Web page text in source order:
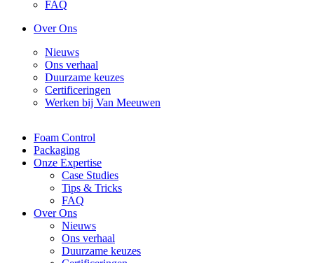
FAQ
Over Ons
Nieuws
Ons verhaal
Duurzame keuzes
Certificeringen
Werken bij Van Meeuwen
Foam Control
Packaging
Onze Expertise
Case Studies
Tips & Tricks
FAQ
Over Ons
Nieuws
Ons verhaal
Duurzame keuzes